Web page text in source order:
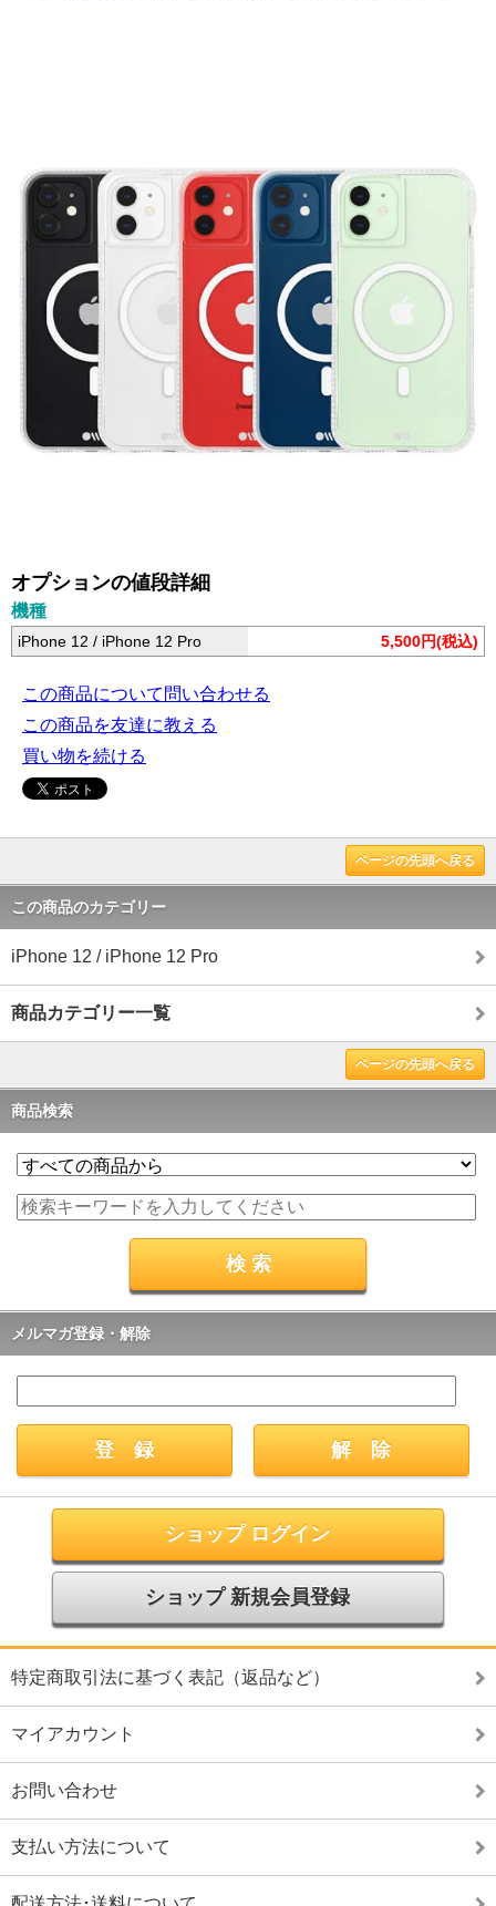
オプションの値段詳細
機種
iPhone 12 / iPhone 12 Pro 5,500円(税込)
この商品について問い合わせる
この商品を友達に教える
買い物を続ける
ページの先頭へ戻る
この商品のカテゴリー
iPhone 12 / iPhone 12 Pro
商品カテゴリー一覧
ページの先頭へ戻る
商品検索
メルマガ登録・解除
ショップ ログイン
ショップ 新規会員登録
特定商取引法に基づく表記（返品など）
マイアカウント
お問い合わせ
支払い方法について